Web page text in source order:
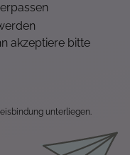
akzeptiere bitte
unterliegen.